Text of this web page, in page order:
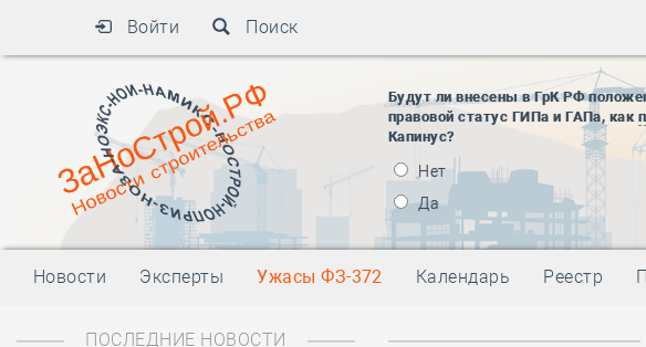
Войти Поиск
Будут ли внесены в ГрК РФ
правовой статус ГИПа и ГАПа, как
Капинус?
Нет
Да
Новости Эксперты Ужасы ФЗ-372 Календарь Реестр
ПОСЛЕДНИЕ НОВОСТИ